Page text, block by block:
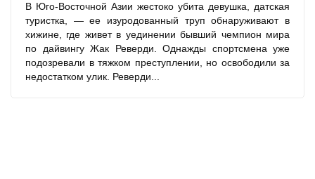
В Юго-Восточной Азии жестоко убита девушка, датская
туристка, — ее изуродованный труп обнаруживают в
хижине, где живет в уединении бывший чемпион мира
по дайвингу Жак Реверди. Однажды спортсмена уже
подозревали в тяжком преступлении, но освободили за
недостатком улик. Реверди...